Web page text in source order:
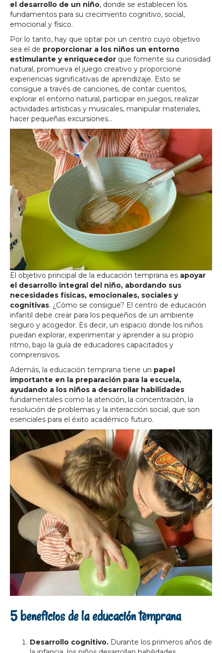
el desarrollo de un niño, donde se establecen los
fundamentos para su crecimiento cognitivo, social,
emocional y físico.
Por lo tanto, hay que optar por un centro cuyo objetivo
sea el de proporcionar a los niños un entorno
estimulante y enriquecedor que fomente su curiosidad
natural, promueva el juego creativo y proporcione
experiencias significativas de aprendizaje. Esto se
consigue a través de canciones, de contar cuentos,
explorar el entorno natural, participar en juegos, realizar
actividades artísticas y musicales, manipular materiales,
hacer pequeñas excursiones…
El objetivo principal de la educación temprana es apoyar
el desarrollo integral del niño, abordando sus
necesidades físicas, emocionales, sociales y
cognitivas. ¿Cómo se consigue? El centro de educación
infantil debe crear para los pequeños de un ambiente
seguro y acogedor. Es decir, un espacio donde los niños
puedan explorar, experimentar y aprender a su propio
ritmo, bajo la guía de educadores capacitados y
comprensivos.
Además, la educación temprana tiene un papel
importante en la preparación para la escuela,
ayudando a los niños a desarrollar habilidades
fundamentales como la atención, la concentración, la
resolución de problemas y la interacción social, que son
esenciales para el éxito académico futuro.
5 beneficios de la educación temprana
Desarrollo cognitivo. Durante los primeros años de